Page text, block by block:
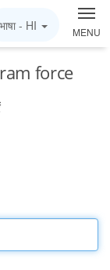
MENU
भाषा - HI
force